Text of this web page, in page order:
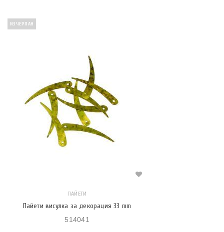
ИЗЧЕРПАН
ПАЙЕТИ
Пайети висулка за декорация 33 mm
514041